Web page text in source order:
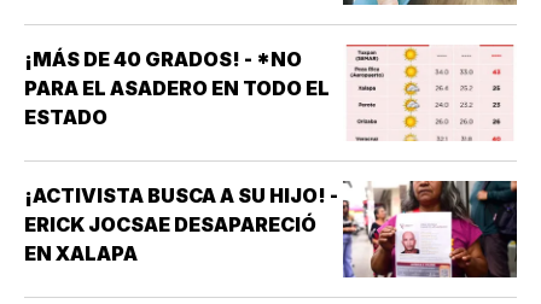
¡MÁS DE 40 GRADOS! - *NO
PARA EL ASADERO EN TODO EL
ESTADO
¡ACTIVISTA BUSCA A SU HIJO! -
ERICK JOCSAE DESAPARECIÓ
EN XALAPA